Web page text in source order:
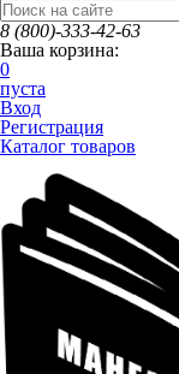
8 (800)-333-42-63
Ваша корзина:
0
пуста
Вход
Регистрация
Каталог товаров